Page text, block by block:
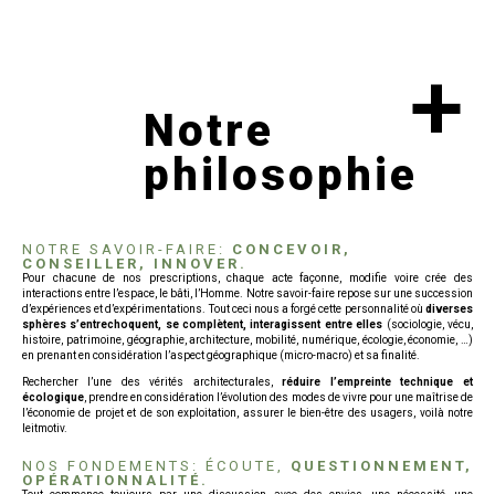
+
Notre
philosophie
NOTRE SAVOIR-FAIRE: CONCEVOIR,
CONSEILLER, INNOVER.
Pour chacune de nos prescriptions, chaque acte façonne, modifie voire crée des
interactions entre l’espace, le bâti, l’Homme. Notre savoir-faire repose sur une succession
d’expériences et d’expérimentations. Tout ceci nous a forgé cette personnalité où diverses
sphères s’entrechoquent, se complètent, interagissent entre elles (sociologie, vécu,
histoire, patrimoine, géographie, architecture, mobilité, numérique, écologie, économie, …)
en prenant en considération l’aspect géographique (micro-macro) et sa finalité.
Rechercher l’une des vérités architecturales, réduire l’empreinte technique et
écologique , prendre en considération l’évolution des modes de vivre pour une maîtrise de
l’économie de projet et de son exploitation, assurer le bien-être des usagers, voilà notre
leitmotiv.
NOS FONDEMENTS: ÉCOUTE, QUESTIONNEMENT,
OPÉRATIONNALITÉ.